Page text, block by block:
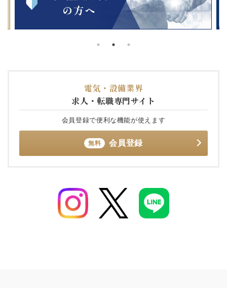
電気・設備業界
求人・転職専門サイト
会員登録で便利な機能が使えます
無料 会員登録